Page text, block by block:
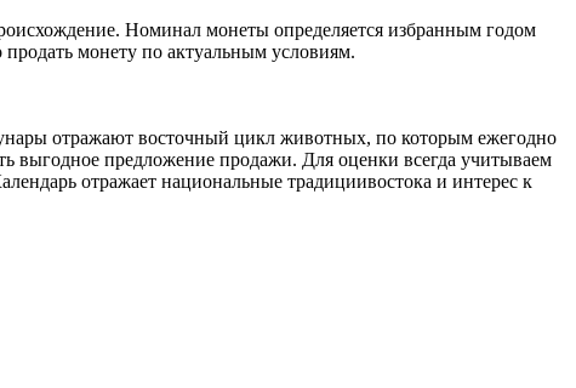
Номинал монеты определяется избранным годом
монету по актуальным условиям.
отражают восточный цикл животных, по которым ежегодно
выгодное предложение продажи. Для оценки всегда учитываем
отражает национальные традициивостока и интерес к